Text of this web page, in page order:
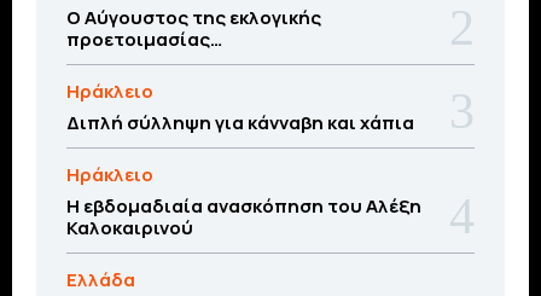
Ο Αύγουστος της εκλογικής
προετοιμασίας…
Ηράκλειο
Διπλή σύλληψη για κάνναβη και χάπια
Ηράκλειο
Η εβδομαδιαία ανασκόπηση του Αλέξη
Καλοκαιρινού
Ελλάδα